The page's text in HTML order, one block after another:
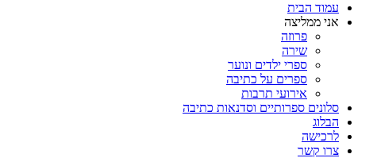
עמוד הבית
אני ממליצה
פרוזה
שירה
ספרי ילדים ונוער
ספרים על כתיבה
אירועי תרבות
סלונים ספרותיים וסדנאות כתיבה
הבלוג
לרכישה
צרו קשר